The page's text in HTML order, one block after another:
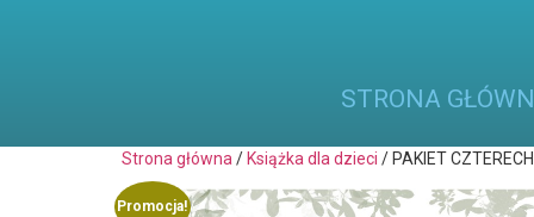
STRONA
Strona główna / Książka dla dzieci / PAKIET
Promocja!